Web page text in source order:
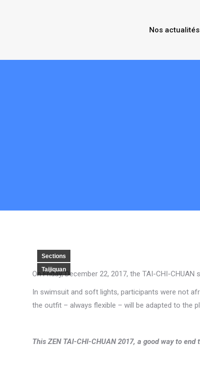
Nos actualités
Sections
Taijiquan
On Friday, December 22, 2017, the TAI-CHI-
In swimsuit and soft lights, participants were not
the outfit – always flexible – will be adapted to the
This ZEN TAI-CHI-CHUAN 2017, a good way to